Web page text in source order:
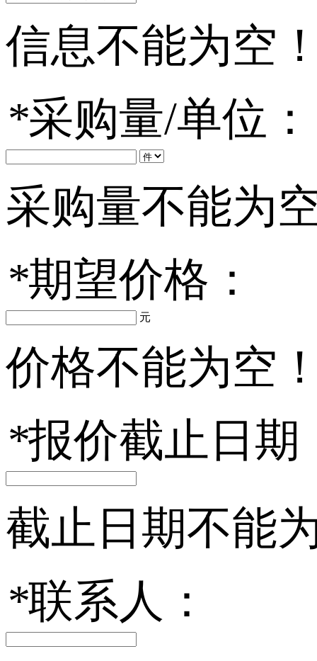
信息不能为空
*采购量/单位：
采购量不能为
*期望价格：
元
价格不能为空
*报价截止日期
截止日期不能
*联系人：